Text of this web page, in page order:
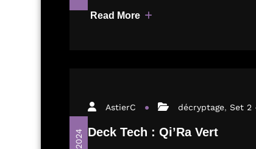
Read More
AstierC décryptage, Set 2
Deck Tech : Qi’Ra Vert